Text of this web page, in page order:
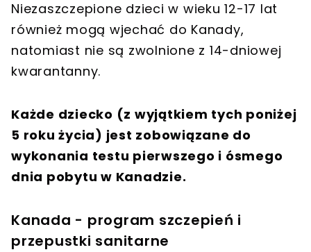
Niezaszczepione dzieci w wieku 12-17 lat
również mogą wjechać do Kanady,
natomiast nie są zwolnione z 14-dniowej
kwarantanny.
Każde dziecko (z wyjątkiem tych poniżej
5 roku życia) jest zobowiązane do
wykonania testu pierwszego i ósmego
dnia pobytu w Kanadzie.
Kanada - program szczepień i
przepustki sanitarne